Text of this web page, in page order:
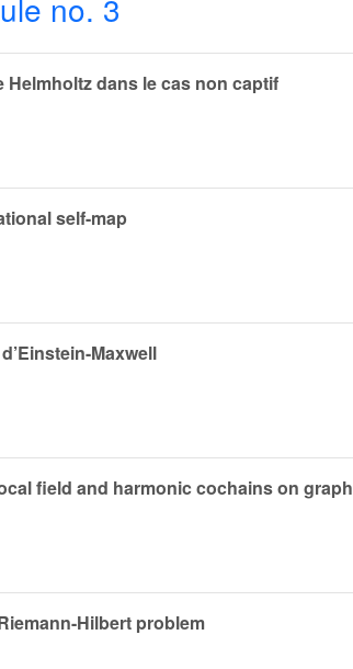
no. 3
Helmholtz dans le cas non captif
self-map
Maxwell
field and harmonic cochains on graph
Hilbert problem